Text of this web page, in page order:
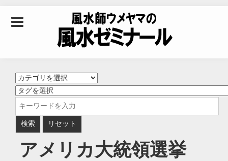
風水師ウメヤマの風
水ゼミナール｜風水
学・四柱推命学・易
アメリカ大統領選挙